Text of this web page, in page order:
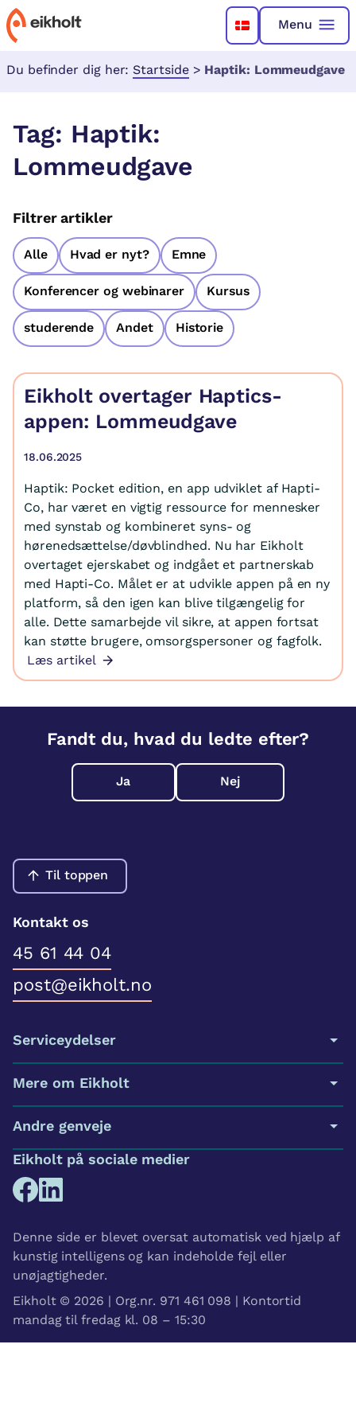
Menu
Du befinder dig her: Startside > Haptik: Lommeudgave
Tag: Haptik:
Lommeudgave
Filtrer artikler
Alle Hvad er nyt? Emne
Konferencer og webinarer Kursus
studerende Andet Historie
Eikholt overtager Haptics-
appen: Lommeudgave
18.06.2025
Haptik: Pocket edition, en app udviklet af Hapti-
Co, har været en vigtig ressource for mennesker
med synstab og kombineret syns- og
hørenedsættelse/døvblindhed. Nu har Eikholt
overtaget ejerskabet og indgået et partnerskab
med Hapti-Co. Målet er at udvikle appen på en ny
platform, så den igen kan blive tilgængelig for
alle. Dette samarbejde vil sikre, at appen fortsat
kan støtte brugere, omsorgspersoner og fagfolk.
Læs artikel
Fandt du, hvad du ledte efter?
Ja Nej
Til toppen
Kontakt os
45 61 44 04
post@eikholt.no
Serviceydelser
Mere om Eikholt
Andre genveje
Eikholt på sociale medier
Denne side er blevet oversat automatisk ved hjælp af
kunstig intelligens og kan indeholde fejl eller
unøjagtigheder.
Eikholt © 2026 | Org.nr. 971 461 098 | Kontortid
mandag til fredag kl. 08 – 15:30